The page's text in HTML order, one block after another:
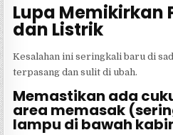
Lupa Memikirkan
dan Listrik
Kesalahan ini seringkali baru di
terpasang dan sulit di ubah.
Memastikan ada
area memasak
lampu di bawah